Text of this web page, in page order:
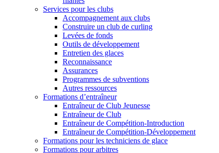
Services pour les clubs
Accompagnement aux clubs
Construire un club de curling
Levées de fonds
Outils de développement
Entretien des glaces
Reconnaissance
Assurances
Programmes de subventions
Autres ressources
Formations d’entraîneur
Entraîneur de Club Jeunesse
Entraîneur de Club
Entraîneur de Compétition-Introduction
Entraîneur de Compétition-Développement
Formations pour les techniciens de glace
Formations pour arbitres